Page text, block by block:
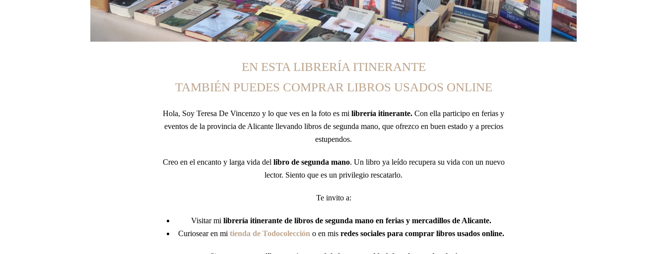
EN ESTA LIBRERÍA ITINERANTE
TAMBIÉN PUEDES COMPRAR LIBROS USADOS ONLINE
Hola, Soy Teresa De Vincenzo y lo que ves en la foto es mi librería itinerante. Con ella participo en ferias y
eventos de la provincia de Alicante llevando libros de segunda mano, que ofrezco en buen estado y a precios
estupendos.
Creo en el encanto y larga vida del libro de segunda mano. Un libro ya leído recupera su vida con un nuevo
lector. Siento que es un privilegio rescatarlo.
Te invito a:
Visitar mi librería itinerante de libros de segunda mano en ferias y mercadillos de Alicante.
Curiosear en mi tienda de Todocoleccióno en mis redes sociales para comprar libros usados online.